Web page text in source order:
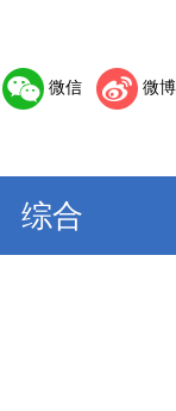
微信 微博
综合